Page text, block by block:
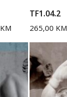
KM
TF1.04.2
265,00 KM